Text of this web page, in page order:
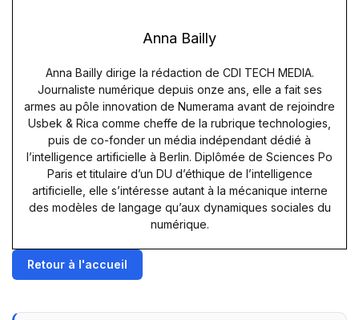
Anna Bailly
Anna Bailly dirige la rédaction de CDI TECH MEDIA.
Journaliste numérique depuis onze ans, elle a fait ses
armes au pôle innovation de Numerama avant de rejoindre
Usbek & Rica comme cheffe de la rubrique technologies,
puis de co-fonder un média indépendant dédié à
l’intelligence artificielle à Berlin. Diplômée de Sciences Po
Paris et titulaire d’un DU d’éthique de l’intelligence
artificielle, elle s’intéresse autant à la mécanique interne
des modèles de langage qu’aux dynamiques sociales du
numérique.
Retour à l'accueil